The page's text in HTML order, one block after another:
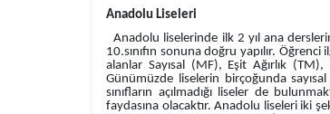
Anadolu Liseleri
Anadolu liselerinde ilk 2 yıl ana
10.sınıfın sonuna doğru yapılır.
alanlar Sayısal (MF), Eşit Ağırlık
Günümüzde liselerin birçoğunda
sınıfların açılmadığı liseler de
faydasına olacaktır. Anadolu liseleri iki